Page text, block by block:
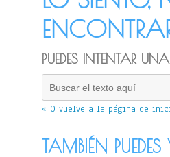
PUEDES INTENTAR
« O vuelve a la página de
TAMBIÉN